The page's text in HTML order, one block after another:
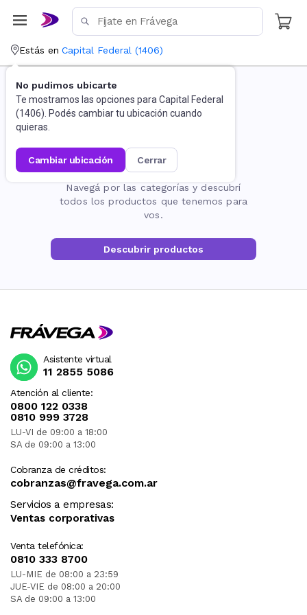
Estás en Capital Federal (1406)
No pudimos ubicarte
Te mostramos las opciones para Capital Federal
(1406). Podés cambiar tu ubicación cuando
quieras.
cambiar ubicación cerrar
La página no existe
Navegá por las categorías y descubrí
todos los productos que tenemos para
vos.
Descubrir productos
Atención al cliente:
0800 122 0338
0810 999 3728
LU-VI de 09:00 a 18:00
SA de 09:00 a 13:00
Cobranza de créditos:
cobranzas@fravega.com.ar
Servicios a empresas:
Ventas corporativas
Venta telefónica:
0810 333 8700
LU-MIE de 08:00 a 23:59
JUE-VIE de 08:00 a 20:00
SA de 09:00 a 13:00
Asistente virtual
11 2855 5086